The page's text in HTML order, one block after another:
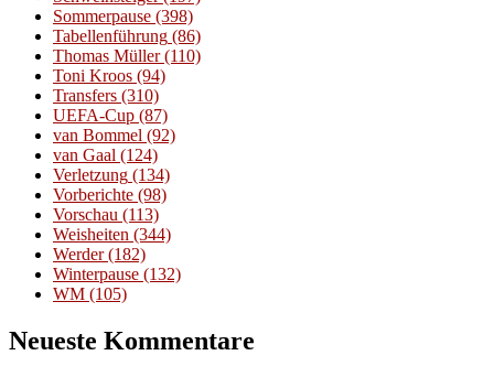
Sommerpause (398)
Tabellenführung (86)
Thomas Müller(110)
Toni Kroos (94)
Transfers (310)
UEFA-Cup (87)
van Bommel (92)
van Gaal (124)
Verletzung (134)
Vorberichte (98)
Vorschau (113)
Weisheiten (344)
Werder(182)
Winterpause (132)
WM (105)
Neueste Kommentare